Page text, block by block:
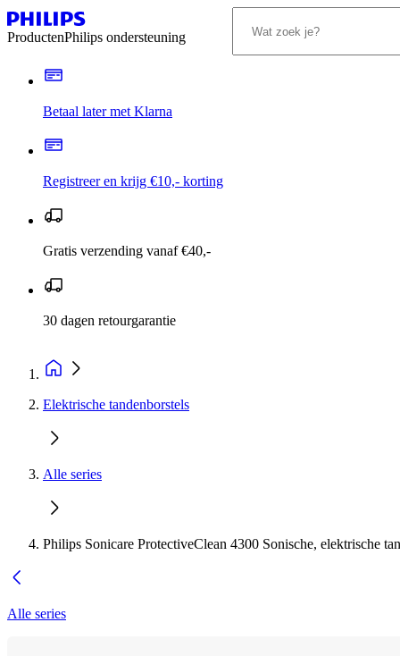
ProductenPhilips ondersteuning
Betaal later met Klarna
Registreer en krijg €10,- korting
Gratis verzending vanaf €40,-
30 dagen retourgarantie
Elektrische tandenborstels
Alle series
Philips Sonicare ProtectiveClean 4300 Sonische, elektrische
Alle series